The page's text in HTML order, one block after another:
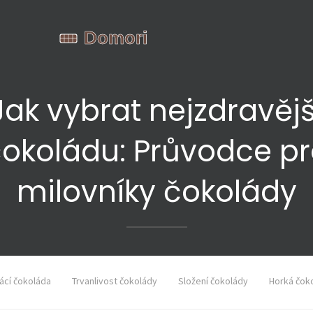
vybrat
Průvodce
milovníky čokolády
čokoláda Trvanlivost čokolády Složení čokolády Horká